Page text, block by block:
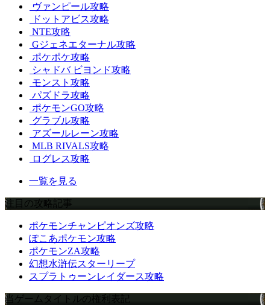
ヴァンピール攻略
ドットアビス攻略
NTE攻略
Gジェネエターナル攻略
ポケポケ攻略
シャドバ ビヨンド攻略
モンスト攻略
パズドラ攻略
ポケモンGO攻略
グラブル攻略
アズールレーン攻略
MLB RIVALS攻略
ログレス攻略
一覧を見る
注目の攻略記事
ポケモンチャンピオンズ攻略
ぽこあポケモン攻略
ポケモンZA攻略
幻想水滸伝スターリープ
スプラトゥーンレイダース攻略
当ゲームタイトルの権利表記